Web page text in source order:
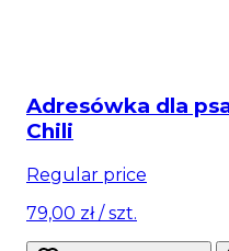
Adresówka dla
Chili
Regular price
79,00 zł/ szt.